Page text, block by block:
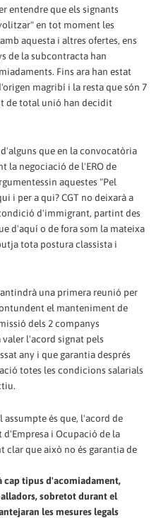
entendre que els signants
en tot moment les
aquesta i altres ofertes, ens
de la subcontracta han
Fins ara han estat
magribí i la resta que són 7
de total unió han decidit
que en la convocatòria
la negociació de l'ERO de
aquestes "Pel
i per a qui? CGT no deixarà a
d'immigrant, partint des
d'aquí o de fora som la mateixa
tota postura classista i
una primera reunió per
el manteniment de
dels 2 companys
l'acord signat pels
any i que garantia després
totes les condicions salarials
és que, l'acord de
d'Empresa i Ocupació de la
clar que això no és garantia de
cap tipus d'acomiadament,
sobretot durant el
les mesures legals